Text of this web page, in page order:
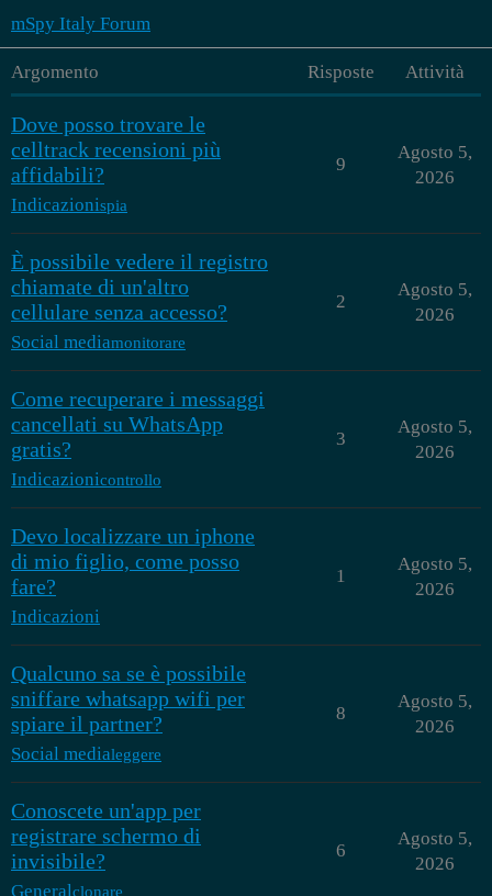
mSpy Italy Forum
Argomento Risposte Attività
Dove posso trovare le
celltrack recensioni più
affidabili?
Indicazionispia
9
Agosto 5,
2026
È possibile vedere il registro
chiamate di un'altro
cellulare senza accesso?
Social mediamonitorare
2
Agosto 5,
2026
Come recuperare i messaggi
cancellati su WhatsApp
gratis?
Indicazionicontrollo
3
Agosto 5,
2026
Devo localizzare un iphone
di mio figlio, come posso
fare?
Indicazioni
1
Agosto 5,
2026
Qualcuno sa se è possibile
sniffare whatsapp wifi per
spiare il partner?
Social medialeggere
8
Agosto 5,
2026
Conoscete un'app per
registrare schermo di
invisibile?
Generalclonare
6
Agosto 5,
2026